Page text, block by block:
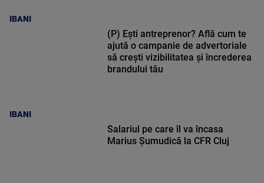
IBANI
IBANI
(P) Ești antreprenor? Află cum te
ajută o campanie de advertoriale
să crești vizibilitatea și încrederea
brandului tău
Salariul pe care îl va încasa
Marius Șumudică la CFR Cluj